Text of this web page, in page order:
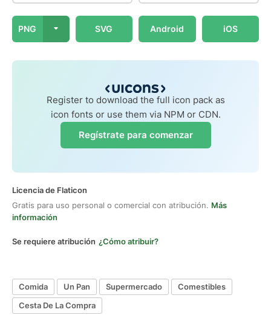
PNG SVG Android iOS
Register to download the full icon pack as
icon fonts or use them via NPM or CDN.
Regístrate para comenzar
Licencia de Flaticon
Gratis para uso personal o comercial con atribución. Más
información
Se requiere atribución ¿Cómo atribuir?
Comida Un Pan Supermercado
Comestibles
Cesta De La Compra